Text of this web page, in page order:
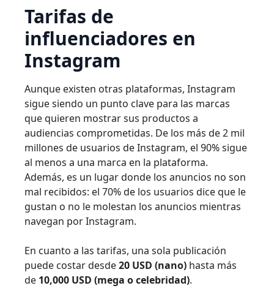
Tarifas de
influenciadores en
Instagram
Aunque existen otras plataformas, Instagram
sigue siendo un punto clave para las marcas
que quieren mostrar sus productos a
audiencias comprometidas. De los más de 2 mil
millones de usuarios de Instagram, el 90% sigue
al menos a una marca en la plataforma.
Además, es un lugar donde los anuncios no son
mal recibidos: el 70% de los usuarios dice que le
gustan o no le molestan los anuncios mientras
navegan por Instagram.
En cuanto a las tarifas, una sola publicación
puede costar desde20 USD (nano) hasta más
de 10,000 USD (mega o celebridad).